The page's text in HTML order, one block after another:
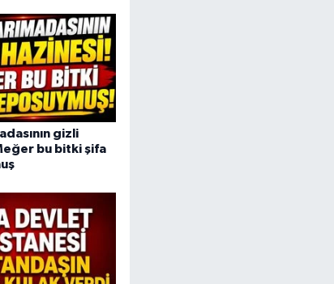
gizli
bu bitki şifa